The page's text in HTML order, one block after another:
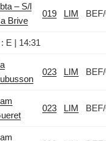
– S/l
Brive
019 LIM
E | 14:31
023 LIM
023 LIM